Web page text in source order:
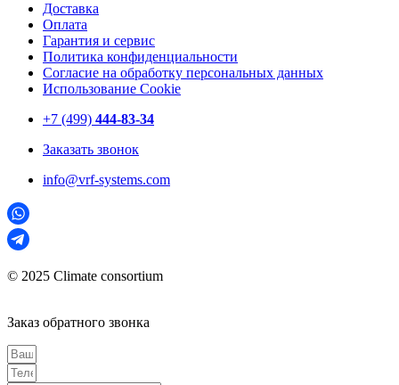
Доставка
Оплата
Гарантия и сервис
Политика конфиденциальности
Согласие на обработку персональных данных
Использование Cookie
+7 (499) 444-83-34
Заказать звонок
info@vrf-systems.com
© 2025 Climate consortium
Заказ обратного звонка